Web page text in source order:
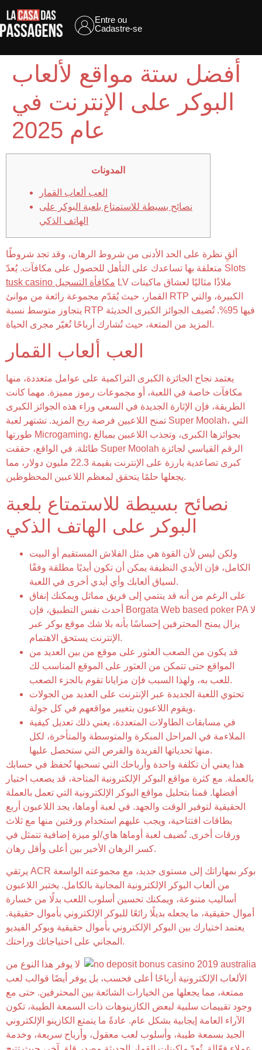
Entre ou
Cadastre-se
أفضل ستة مواقع لألعاب
البوكر على الإنترنت في
عام 2025
المدونات
العب ألعاب القمار
نصائح بسيطة للاستمتاع بلعبة البوكر على
الهاتف الذكي
ألقِ نظرة على الحد الأدنى من شروط الرهان، وقد تجد شروطًا
متعلقة بها تساعدك على التأهل للحصول على مكافآت. يُعدّ Slots
tusk casino مكافأة التسجيل LV ملاذًا مثاليًا لعشاق ماكينات
القمار، حيث يُقدّم مجموعة رائعة من موانئ RTP الكبيرة، والتي
يتجاوز متوسط ​​نسبة RTP فيها 95%. تُضيف الجوائز الكبرى الحديثة
المزيد من المتعة، حيث تُشارك أرباحًا تُغيّر مجرى الحياة.
العب ألعاب القمار
يعتمد نجاح الجائزة الكبرى التراكمية على عوامل متعددة، منها
مكافآت خاصة في اللعبة، أو مجموعات رموز مميزة. مهما كانت
الطريقة، فإن الإثارة الجديدة في السعي وراء هذه الجوائز الكبرى
تمنح اللاعبين فرصة ربح المزيد. تشتهر لعبة Super Moolah، التي
طورتها Microgaming، بجوائزها الكبرى، وتجذب اللاعبين بمبالغ
طائلة. في الواقع، حققت Super Moolah الرقم القياسي لجائزة
كبرى تصاعدية بارزة على الإنترنت بقيمة 22.3 مليون دولار، مما
يجعلها حلمًا يتحقق لمعظم اللاعبين المحظوظين.
نصائح بسيطة للاستمتاع بلعبة
البوكر على الهاتف الذكي
ولكن ليس لأن القوة هي مثل الفلاش المستقيم أو البيت
الكامل، فإن الأيدي النظيفة يمكن أن تكون أيديًا مطلقة وفقًا
لسياق ألعابك وأي أيدي أخرى في اللعبة.
على الرغم من أنه قد ينتمي إلى فريق مماثل ويمكنك إنفاق
أحدث نفس التطبيق، فإن Borgata Web based poker PA لا
يزال يمنح المحترفين إحساسًا بأنه بلا شك موقع بوكر عبر
الإنترنت يستحق الاهتمام.
قد يكون من الصعب العثور على موقع من بين العديد من
المواقع حتى تتمكن من العثور على الموقع المناسب لك
للعب به، ولهذا السبب فإن مزايانا تقوم بالجزء الصعب.
تحتوي اللعبة الجديدة عبر الإنترنت على العديد من الجولات
ويقوم اللاعبون بتغيير مواقعهم في كل جولة.
في مسابقات الطاولات المتعددة، يعني ذلك تعديل كيفية
الملاءمة في المراحل المبكرة والمتوسطة والمتأخرة، لكل
منها تحدياتها الفريدة والفرص التي ستحصل عليها.
هذا يعني أن تكلفة واحدة وأرباحك التي تسحبها تُحفظ في حسابك
بالعملة. مع كثرة مواقع البوكر الإلكترونية المتاحة، قد يصعب اختيار
أفضلها. قمنا بتحليل مواقع البوكر الإلكترونية التي تعمل بالعملة
الحقيقية لتوفير الوقت والجهد. في لعبة أوماها، يجد اللاعبون أربع
بطاقات افتتاحية، ويجب عليهم استخدام ورقتين منها مع ثلاث
ورقات أخرى. تُضيف لعبة أوماها هاي/لو ميزة إضافية تتمثل في
كسر الرهان الأخير بين أعلى وأقل رهان.
يرتقي ACR بوكر بمهاراتك إلى مستوى جديد، مع مجموعته الواسعة
من ألعاب البوكر الإلكترونية المجانية بالكامل. يختبر اللاعبون
أساليب متنوعة، ويمكنك تحسين أسلوب اللعب بدلًا من خسارة
أموال حقيقية، ما يجعله بديلًا رائعًا للبوكر الإلكتروني بأموال حقيقية.
يعتمد اختيارك بين البوكر الإلكتروني بأموال حقيقية وبوكر الفيديو
المجاني على احتياجاتك وراحتك.
لا يوفر هذا النوع من
الألعاب الإلكترونية أرباحًا أعلى فحسب، بل يوفر أيضًا قوالب لعب
ممتعة، مما يجعلها من الخيارات الشائعة بين المحترفين. حتى مع
وجود تقييمات سلبية لبعض الكازينوهات ذات السمعة الطيبة، تكون
الآراء العامة إيجابية بشكل عام. عادةً ما يتمتع الكازينو الإلكتروني
الجيد بسمعة طيبة، وأسلوب لعب معقول، وأرباح سريعة، وخدمة